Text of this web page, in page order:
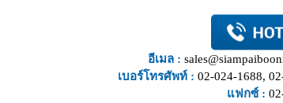
อีเมล :
เบอร์โทรศัพท์ : 02-024-1688,
แฟกซ์ :